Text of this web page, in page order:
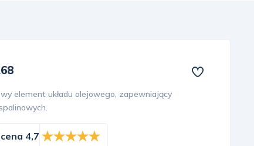
element układu olejowego, zapewniający
4,7